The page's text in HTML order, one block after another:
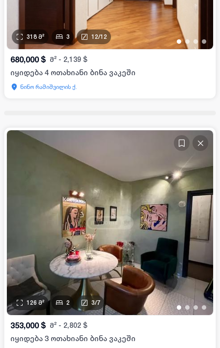
•• • •
318 მ² 3 12/12
680,000 $ მ² - 2,139 $
იყიდება 4 ოთახიანი ბინა ვაკეში
ნინო რამიშვილის ქ.
••• •
126 მ² 2 3/7
353,000 $ მ² - 2,802 $
იყიდება 3 ოთახიანი ბინა ვაკეში